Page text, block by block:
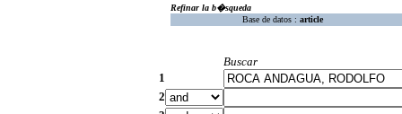
Refinar la b�squeda
Base de datos : article
Buscar
1
2